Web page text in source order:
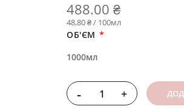
488.00 ₴
48,80 ₴ / 100мл
ОБ'ЄМ
1000мл
- +